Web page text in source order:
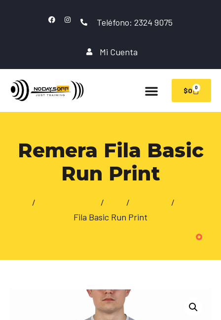
Teléfono: 2324 9075
Mi Cuenta
$0 0
Remera Fila Basic
Run Print
/ / / /
Fila Basic Run Print